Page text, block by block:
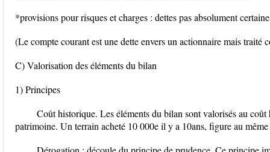
*provisions pour risques et charges : dettes pas absolument
(Le compte courant est une dette envers un actionnaire mais traité
C) Valorisation des éléments du bilan
1) Principes
Coût historique. Les éléments du bilan sont valorisés au
patrimoine. Un terrain acheté 10 000e il y a 10ans, figure au